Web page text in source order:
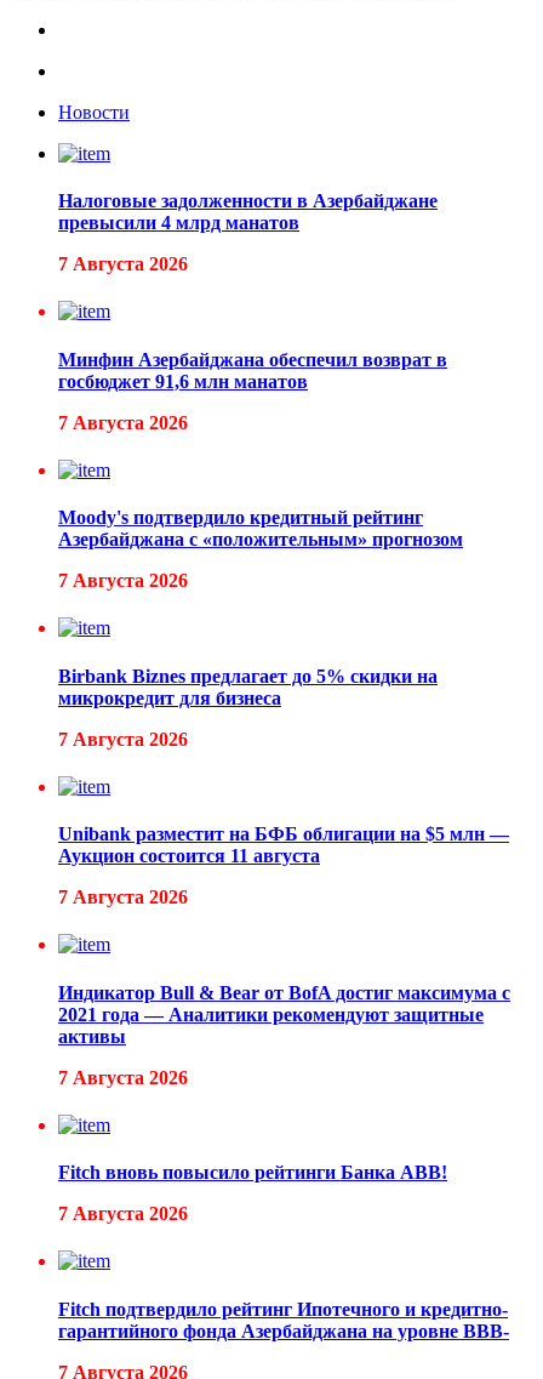
Новости
Налоговые задолженности в Азербайджане
превысили 4 млрд манатов
7 Августа 2026
Минфин Азербайджана обеспечил возврат в
госбюджет 91,6 млн манатов
7 Августа 2026
Moody's подтвердило кредитный рейтинг
Азербайджана с «положительным» прогнозом
7 Августа 2026
Birbank Biznes предлагает до 5% скидки на
микрокредит для бизнеса
7 Августа 2026
Unibank разместит на БФБ облигации на $5 млн —
Аукцион состоится 11 августа
7 Августа 2026
Индикатор Bull & Bear от BofA достиг максимума с
2021 года — Аналитики рекомендуют защитные
активы
7 Августа 2026
Fitch вновь повысило рейтинги Банка ABB!
7 Августа 2026
Fitch подтвердило рейтинг Ипотечного и кредитно-
гарантийного фонда Азербайджана на уровне BBB-
7 Августа 2026